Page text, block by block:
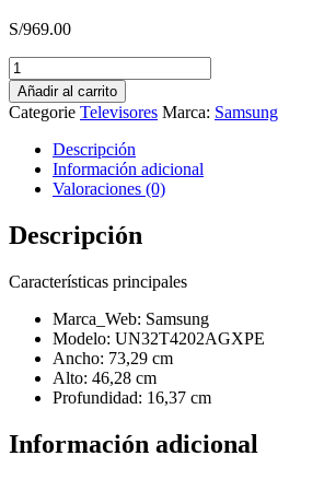
S/969.00
Televisor
Samsung
32"
UN32T4202AGXPE
Smart
cantidad
Añadir al carrito
Categorie Televisores Marca: Samsung
Descripción
Información adicional
Valoraciones (0)
Descripción
Características principales
Marca_Web: Samsung
Modelo: UN32T4202AGXPE
Ancho: 73,29 cm
Alto: 46,28 cm
Profundidad: 16,37 cm
Información adicional